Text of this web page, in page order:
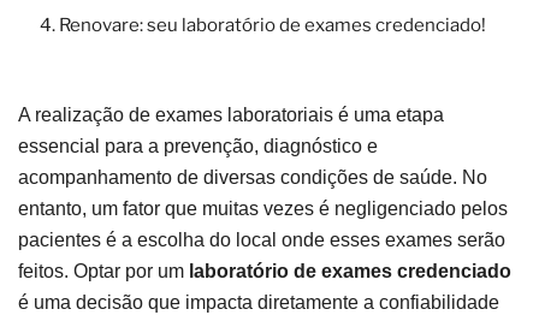
Renovare: seu laboratório de exames credenciado!
A realização de exames laboratoriais é uma etapa
essencial para a prevenção, diagnóstico e
acompanhamento de diversas condições de saúde. No
entanto, um fator que muitas vezes é negligenciado pelos
pacientes é a escolha do local onde esses exames serão
feitos. Optar por um laboratório de exames credenciado
é uma decisão que impacta diretamente a confiabilidade